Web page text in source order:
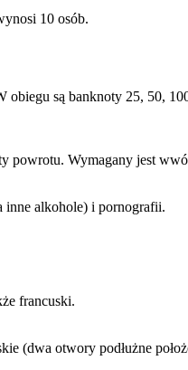
10 osób.
są banknoty 25, 50,
powrotu. Wymagany jest
inne alkohole) i pornografii.
francuski.
(dwa otwory podłużne